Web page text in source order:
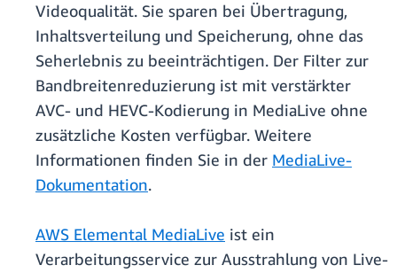
Videoqualität. Sie sparen bei Übertragung,
Inhaltsverteilung und Speicherung, ohne das
Seherlebnis zu beeinträchtigen. Der Filter zur
Bandbreitenreduzierung ist mit verstärkter
AVC- und HEVC-Kodierung in MediaLive ohne
zusätzliche Kosten verfügbar. Weitere
Informationen finden Sie in der MediaLive-
Dokumentation.
AWS Elemental MediaLive ist ein
Verarbeitungsservice zur Ausstrahlung von Live-